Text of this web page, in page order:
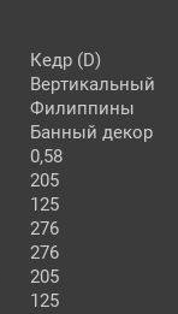
Кедр (D)
Вертикальный
Филиппины
Банный декор
0,58
205
125
276
276
205
125